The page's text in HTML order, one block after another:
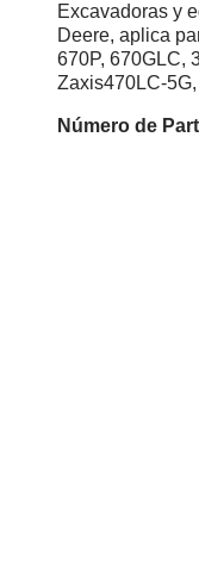
Excavadoras y
Deere, aplica
670P, 670GLC,
Zaxis470LC-
Número de